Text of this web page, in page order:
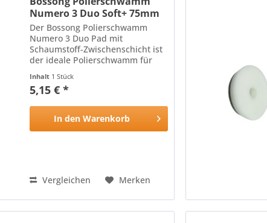
Numero 3 Duo Soft+ 75mm
Der Bossong Polierschwamm
Numero 3 Duo Pad mit
Schaumstoff-Zwischenschicht ist
der ideale Polierschwamm für
hitzebeständige Oberfläche des
Polierschwamms mit
schneidenden Eigenschaften
wird durch die...
Inhalt 1 Stück
5,15 € *
In den Warenkorb
Vergleichen Merken